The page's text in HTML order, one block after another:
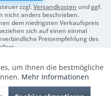
zzgl.Versandkosten und ggf.
nicht anders beschrieben.
dem niedrigsten Verkaufspreis
sich auf einen einmal
Preisempfehlung des
Aktiv
um Ihnen die bestmögliche
Mehr Informationen